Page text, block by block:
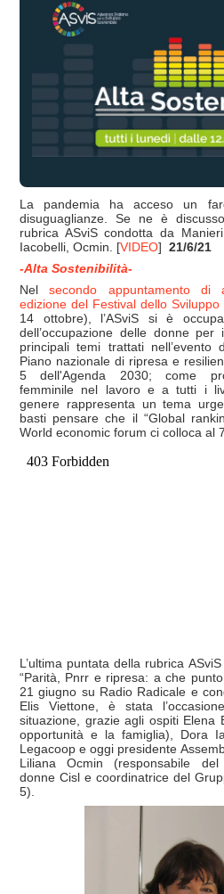
La pandemia ha acceso un
disuguaglianze. Se ne è
rubrica ASviS condotta da
Iacobelli, Ocmin. [VIDEO] 21/6/21
-Alta Sostenibilità-
Nelsecondo appuntamento di
edizione del Festival dello Sviluppo
14 ottobre), l’ASviS si è
dell’occupazione delle donne
principali temi trattati nell’evento
Piano nazionale di ripresa e
5 dell'Agenda 2030; come
femminile nel lavoro e a tutti i
genere rappresenta un tema
basti pensare che il “Global
World economic forum ci colloca al
L’ultima puntata della rubrica
“Parità, Pnrr e ripresa: a che
21 giugno su Radio Radicale e
Elis Viettone, è stata
situazione, grazie agli ospiti Elena
opportunità e la famiglia), Dora
Legacoop e oggi presidente
Liliana Ocmin (responsabile del
donne Cisl e coordinatrice del
5).